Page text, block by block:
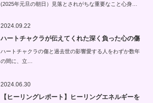
(2025年元旦の朝日）見落とされがちな重要なこと心身…
2024.09.22
ハートチャクラが伝えてくれた深く負った心の傷
ハートチャクラの傷と過去世の影響愛する人をわずか数年
の間に、立…
2024.06.30
【ヒーリングレポート】ヒーリングエネルギーを